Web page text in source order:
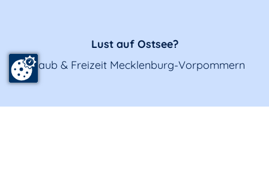
Lust auf Ostsee?
Urlaub & Freizeit Mecklenburg-Vorpommern